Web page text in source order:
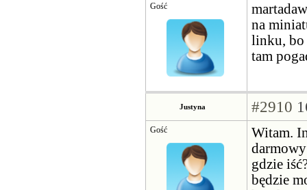
Gość
na
linku, bo
tam
Justyna #2910
Gość
Witam.
gdzie
będzie